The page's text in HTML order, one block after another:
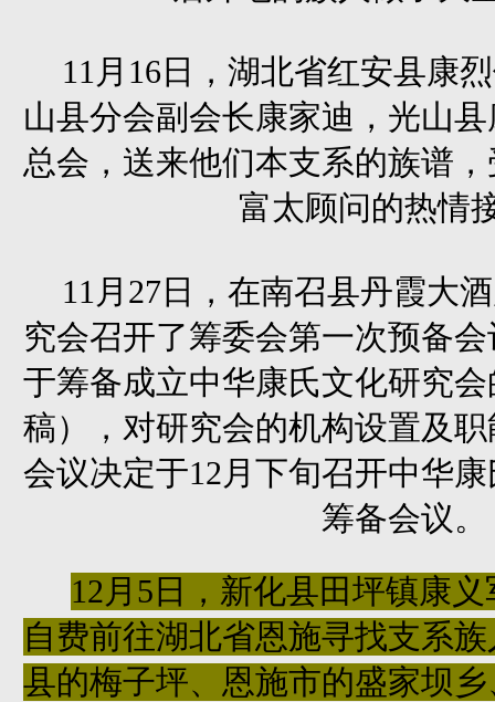
11月16日，湖北省红安县康
山县分会副会长康家迪，光山
总会，送来他们本支系的族谱
富太顾问的热情
11月27日，在南召县丹霞大
究会召开了筹委会第一次预备
于筹备成立中华康氏文化研究
稿），对研究会的机构设置及
会议决定于12月下旬召开中华
筹备会议。
12月5日，新化县田坪镇康义
自费前往湖北省恩施寻找支系族
县的梅子坪、恩施市的盛家坝